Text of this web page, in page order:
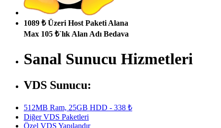
1089 ₺ Üzeri Host Paketi Alana
Max 105 ₺`lık Alan Adı Bedava
Sanal Sunucu Hizmetleri
VDS Sunucu:
512MB Ram, 25GB HDD - 338 ₺
Diğer VDS Paketleri
Özel VDS Yapılandır